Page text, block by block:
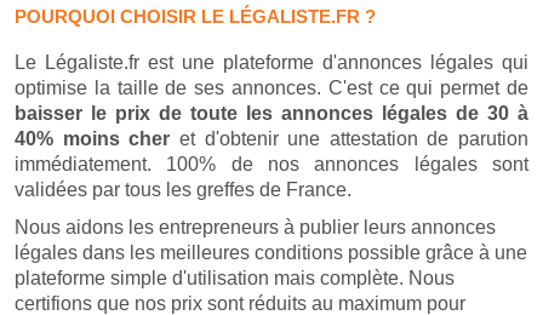
POURQUOI CHOISIR LE LÉGALISTE.FR ?
Le Légaliste.fr est une plateforme d'annonces légales qui
optimise la taille de ses annonces. C'est ce qui permet de
baisser le prix de toute les annonces légales de 30 à
40% moins cher et d'obtenir une attestation de parution
immédiatement. 100% de nos annonces légales sont
validées par tous les greffes de France.
Nous aidons les entrepreneurs à publier leurs annonces
légales dans les meilleures conditions possible grâce à une
plateforme simple d'utilisation mais complète. Nous
certifions que nos prix sont réduits au maximum pour